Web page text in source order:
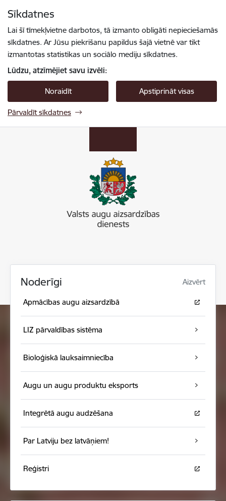
Sīkdatnes
Lai šī tīmekļvietne darbotos, tā izmanto obligāti nepieciešamās
sīkdatnes. Ar Jūsu piekrišanu papildus šajā vietnē var tikt
izmantotas statistikas un sociālo mediju sīkdatnes.
Lūdzu, atzīmējiet savu izvēli:
Noraidīt Apstiprināt visas
Pārvaldīt sīkdatnes
Noderīgi Aizvērt
Apmācības augu aizsardzībā
LIZ pārvaldības sistēma
Bioloģiskā lauksaimniecība
Augu un augu produktu eksports
Integrētā augu audzēšana
Par Latviju bez latvāņiem!
Reģistri